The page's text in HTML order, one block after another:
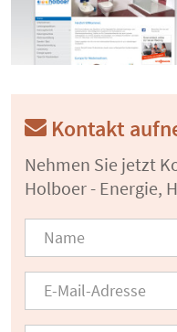
Kontakt
Nehmen Sie jetzt
Holboer - Energie,